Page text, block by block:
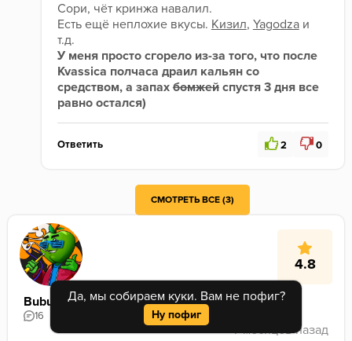
Да, мы собираем куки. Вам не пофиг?
Ну пофиг
Сори, чёт кринжа навалил.
Есть ещё неплохие вкусы. Кизил, Yagodza и
т.д.
У меня просто сгорело из-за того, что после
Kvassica полчаса драил кальян со
средством, а запах бомжей спустя 3 дня все
равно остался)
Ответить 2 0
СМОТРЕТЬ ВСЕ (3)
4.8
Bubuka
16